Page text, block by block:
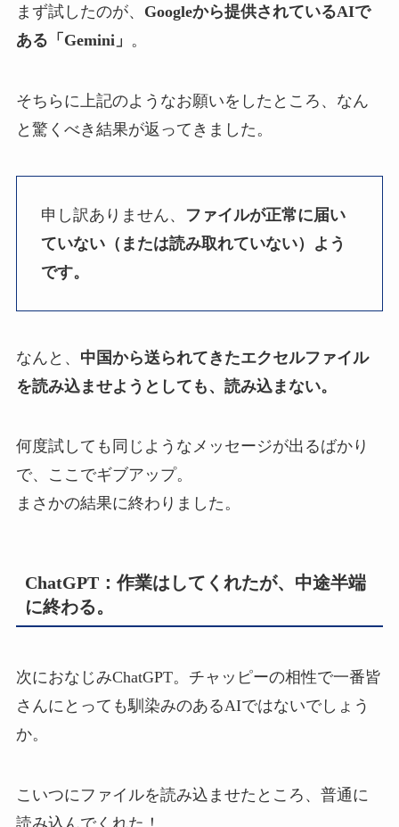
まず試したのが、 Googleから提供されているAIで
ある「Gemini」 。
そちらに上記のようなお願いをしたところ、なん
と驚くべき結果が返ってきました。
申し訳ありません、
ファイルが正常に届い
ていない（または読み取れていない）よう
です。
なんと、 中国から送られてきたエクセルファイル
を読み込ませようとしても、読み込まない。
何度試しても同じようなメッセージが出るばかり
で、ここでギブアップ。
まさかの結果に終わりました。
ChatGPT：作業はしてくれたが、中途半端
に終わる。
次におなじみChatGPT。チャッピーの相性で一番皆
さんにとっても馴染みのあるAIではないでしょう
か。
こいつにファイルを読み込ませたところ、普通に
読み込んでくれた！